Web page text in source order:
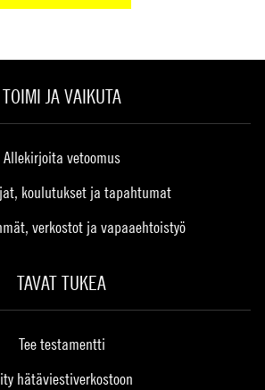
TOIMI JA VAIKUTA
Allekirjoita vetoomus
koulutukset ja tapahtumat
verkostot ja vapaaehtoistyö
TAVAT TUKEA
Tee testamentti
hätäviestiverkostoon